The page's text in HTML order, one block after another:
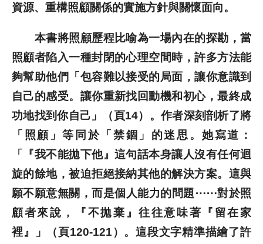
資源、重構照顧關係的實施方針與關懷面向。
本書將照顧歷程比喻為一場內在的探勘，當
照顧者陷入一種封閉的心理空間時，許多方法能
夠幫助他們「包容難以接受的局面，讓你意識到
自己的感受。讓你重新找回動機和初心，最終成
功地找到你自己」（頁14）。作者深刻剖析了將
「照顧」等同於「禁錮」的迷思。她寫道：
「『我不能拋下他』這句話本身讓人沒有任何迴
旋的餘地，被迫拒絕接納其他的解決方案。這與
願不願意無關，而是個人能力的問題⋯⋯對於照
顧者來說，『不拋棄』往往意味著『留在家
裡』」（頁120-121）。這段文字精準描繪了許